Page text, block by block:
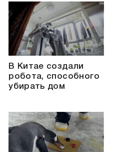
В Китае создали
робота, способного
убирать дом